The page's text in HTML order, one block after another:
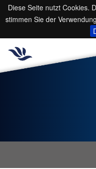
Diese Seite nutzt Cookies.
stimmen Sie der